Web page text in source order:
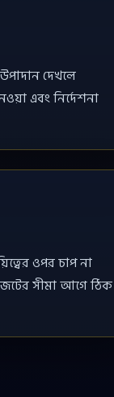
দেখলে
এবং নির্দেশনা
ওপর চাপ না
সীমা আগে ঠিক